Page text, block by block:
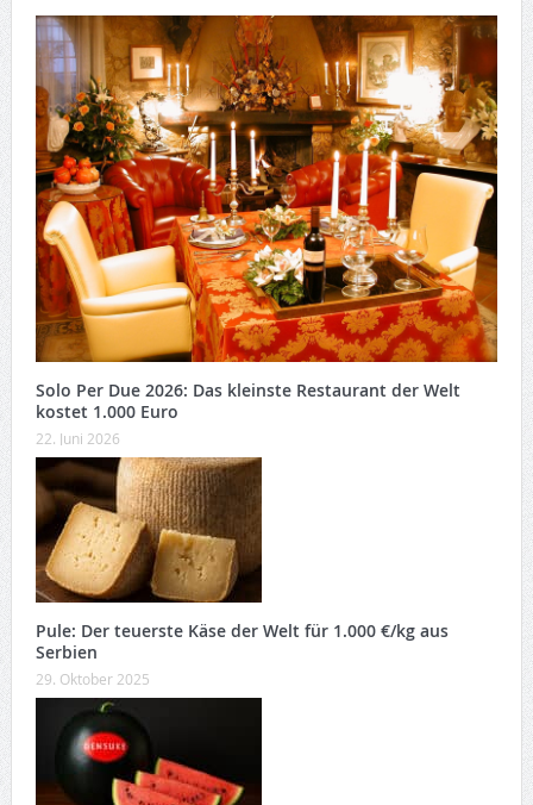
Solo Per Due 2026: Das kleinste Restaurant der Welt
kostet 1.000 Euro
22. Juni 2026
Pule: Der teuerste Käse der Welt für 1.000 €/kg aus
Serbien
29. Oktober 2025